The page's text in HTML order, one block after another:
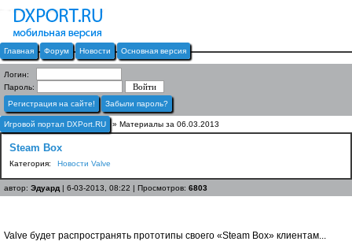
Главная Форум Новости Основная версия
Логин:
Пароль:
Регистрация на сайте!
Забыли пароль?
Игровой портал DXPort.RU » Материалы за 06.03.2013
Steam Box
Категория: Новости Valve
автор: Эдуард | 6-03-2013, 08:22 | Просмотров: 6803
Valve будет распространять прототипы своего «Steam Box» клиентам...